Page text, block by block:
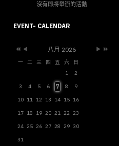
沒有即將舉辦的活動
EVENT- CALENDAR
Year Month
八月 2026
一 二 三 四 五 六
日
1
2
3
4 5 6 7 8
9
10 11 12 13 14 15 16
17 18 19 20 21 22 23
24 25 26 27 28 29 30
31